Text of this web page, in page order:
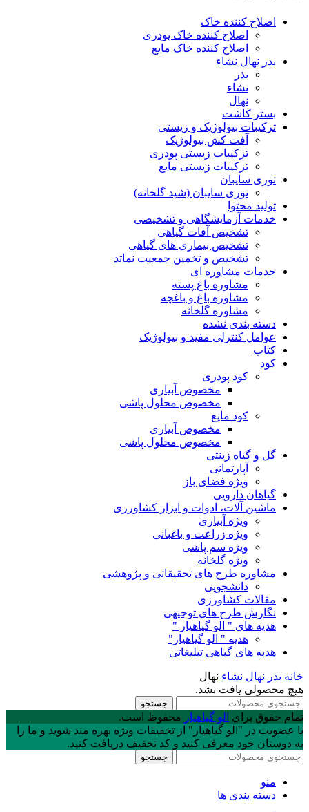
اصلاح کننده خاک
اصلاح کننده خاک پودری
اصلاح کننده خاک مایع
بذر نهال نشاء
بذر
نشاء
نهال
بستر کاشت
ترکیبات بیولوژیک و زیستی
آفت کش بیولوژیک
ترکیبات زیستی پودری
ترکیبات زیستی مایع
توری سایبان
توری سایبان (شید گلخانه)
تولید محتوا
خدمات آزمایشگاهی و تشخیصی
تشخیص آفات گیاهی
تشخیص بیماری های گیاهی
تشخیص و تخمین جمعیت نماتد
خدمات مشاوره ای
مشاوره باغ پسته
مشاوره باغ و باغچه
مشاوره گلخانه
دسته بندی نشده
عوامل کنترلی مفید و بیولوژیک
کتاب
کود
کود پودری
مخصوص آبیاری
مخصوص محلول پاشی
کود مایع
مخصوص آبیاری
مخصوص محلول پاشی
گل و گیاه زینتی
آپارتمانی
ویژه فضای باز
گیاهان دارویی
ماشین آلات، ادوات و ابزار کشاورزی
ویژه آبیاری
ویژه زراعت و باغبانی
ویژه سم پاشی
ویژه گلخانه
مشاوره طرح های تحقیقاتی و پژوهشی
دانشجویی
مقالات کشاورزی
نگارش طرح های توجیهی
هدیه های " الو گیاهیار "
هدیه " الو گیاهیار"
هدیه های گیاهی تبلیغاتی
خانه بذر نهال نشاء نهال
هیچ محصولی یافت نشد.
جستجو
تمام حقوق برای الو گیاهیار
محفوظ است.
با عضويت در "الو گیاهیار" از تخفیفات ویژه بهره مند شوید و ما را
به دوستان خود معرفی کنید و کد تخفیف دریافت کنید.
جستجو
منو
دسته بندی ها